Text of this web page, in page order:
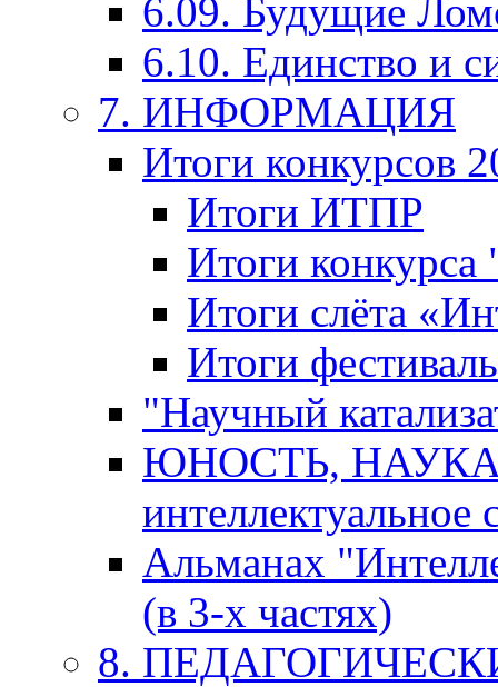
6.09. Будущие
6.10. Единство и
7. ИНФОРМАЦИЯ
Итоги конкурсов
Итоги ИТПР
Итоги
Итоги слёта
Итоги
"Научный
ЮНОСТЬ,
интеллектуальное
Альманах
(в 3-х частях)
8.